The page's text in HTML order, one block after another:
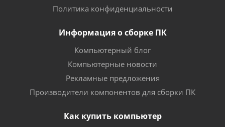
Политика конфиденциальности
Информация о сборке ПК
Компьютерный блог
Компьютерные новости
Рекламные предложения
Производители компонентов для сборки ПК
Как купить компьютер